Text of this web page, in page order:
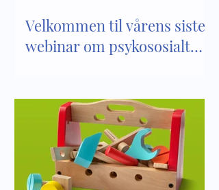
Velkommen til vårens siste
webinar om psykososialt